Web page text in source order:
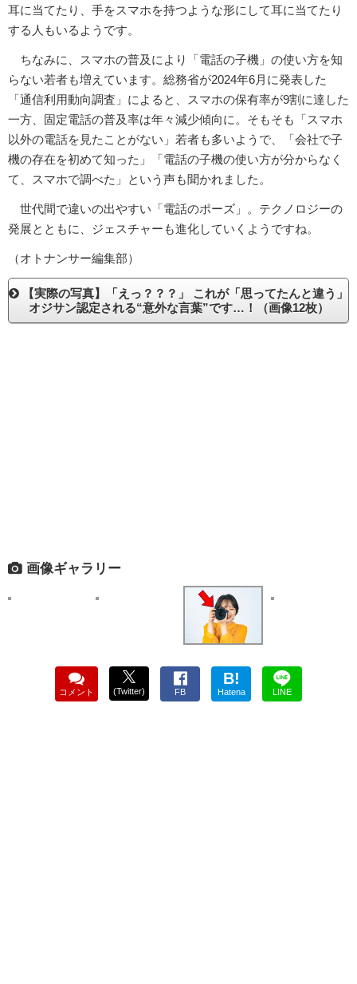
耳に当てたり、手をスマホを持つような形にして耳に当てたり
する人もいるようです。
ちなみに、スマホの普及により「電話の子機」の使い方を知
らない若者も増えています。総務省が2024年6月に発表した
「通信利用動向調査」によると、スマホの保有率が9割に達した
一方、固定電話の普及率は年々減少傾向に。そもそも「スマホ
以外の電話を見たことがない」若者も多いようで、「会社で子
機の存在を初めて知った」「電話の子機の使い方が分からなく
て、スマホで調べた」という声も聞かれました。
世代間で違いの出やすい「電話のポーズ」。テクノロジーの
発展とともに、ジェスチャーも進化していくようですね。
（オトナンサー編集部）
【実際の写真】「えっ？？？」 これが「思ってたんと違う」
オジサン認定される“意外な言葉”です…！（画像12枚）
画像ギャラリー
コメント (Twitter) FB
B!
Hatena LINE